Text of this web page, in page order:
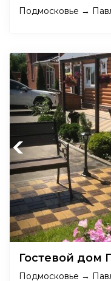
Подмосковье →
Previous
Гостевой дом
Подмосковье →